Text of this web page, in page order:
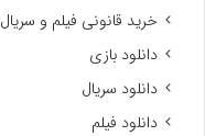
خرید قانونی فیلم و سریال
دانلود بازی
دانلود سریال
دانلود فیلم